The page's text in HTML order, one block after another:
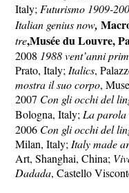
Italy; Futurismo 1909-
Italian genius now,
tre,Musée du Louvre,
2008 1988 vent’anni
Prato, Italy; Italics,
mostra il suo corpo,
2007 Con gli occhi del
Bologna, Italy; La parola
2006 Con gli occhi del
Milan, Italy; Italy made
Art, Shanghai, China;
Dadada, Castello